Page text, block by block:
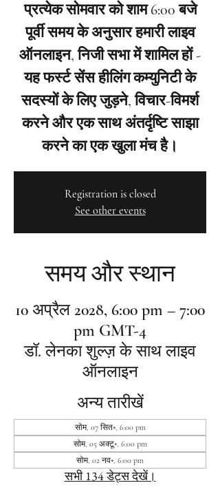
प्रत्येक सोमवार को शाम 6:00 बजे
पूर्वी समय के अनुसार हमारी लाइव
ऑनलाइन, निजी सभा में शामिल हों -
यह फर्स्ट सेंस हीलिंग कम्युनिटी के
सदस्यों के लिए जुड़ने, विचार-विमर्श
करने और एक साथ अंतर्दृष्टि साझा
करने का एक खुला मंच है।
Registration is closed
See other events
समय और स्थान
10 अप्रैल 2028, 6:00 pm – 7:00
pm GMT-4
डॉ. लेनका शुल्ज़ के साथ लाइव
ऑनलाइन
अन्य तारीखें
सोम, 07 सित॰, 6:00 pm
सोम, 05 अक्टू॰, 6:00 pm
सोम, 02 नव॰, 6:00 pm
सभी 134 डेट्स देखें।